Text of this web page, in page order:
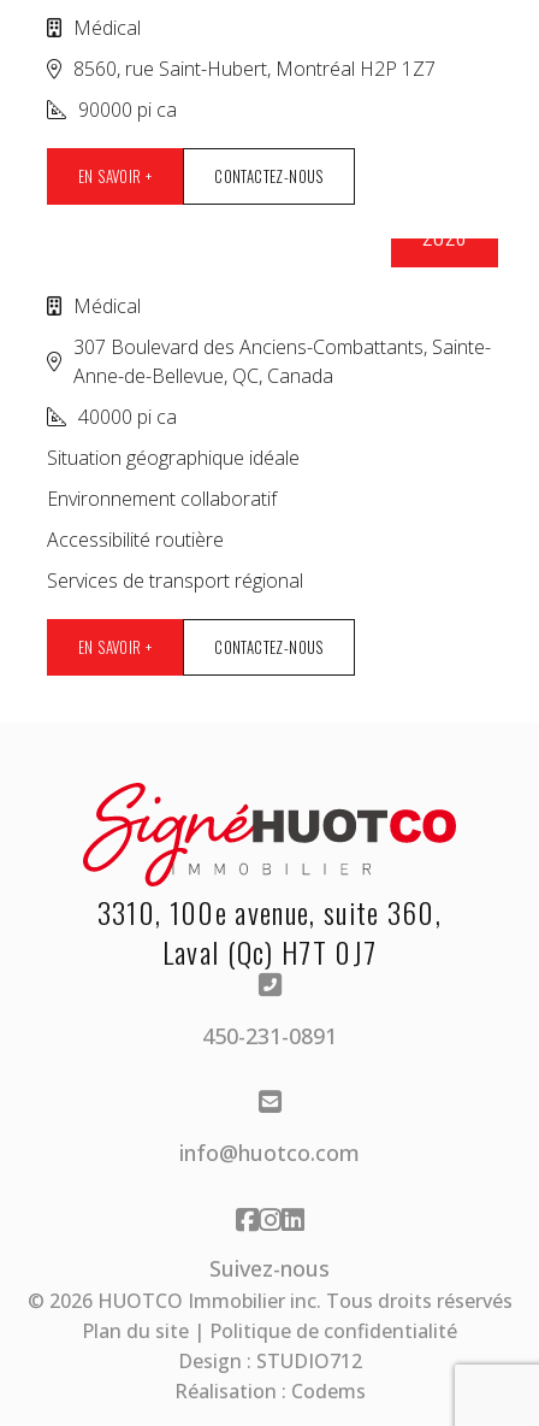
Médical
8560, rue Saint-Hubert, Montréal H2P 1Z7
90000 pi ca
EN SAVOIR + CONTACTEZ-NOUS
2026
Médical
307 Boulevard des Anciens-Combattants, Sainte-
Anne-de-Bellevue, QC, Canada
40000 pi ca
Situation géographique idéale
Environnement collaboratif
Accessibilité routière
Services de transport régional
EN SAVOIR + CONTACTEZ-NOUS
3310, 100e avenue, suite 360,
Laval (Qc) H7T 0J7
450-231-0891
info@huotco.com
Suivez-nous
© 2026 HUOTCO Immobilier inc. Tous droits réservés
Plan du site | Politique de confidentialité
Design : STUDIO712
Réalisation : Codems